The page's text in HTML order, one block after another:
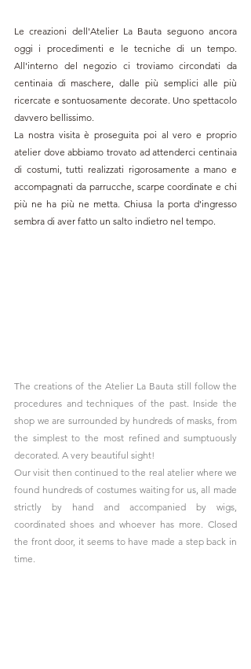
Le creazioni dell'Atelier La Bauta seguono ancora
oggi i procedimenti e le tecniche di un tempo.
All'interno del negozio ci troviamo circondati da
centinaia di maschere, dalle più semplici alle più
ricercate e sontuosamente decorate. Uno spettacolo
davvero bellissimo.
La nostra visita è proseguita poi al vero e proprio
atelier dove abbiamo trovato ad attenderci centinaia
di costumi, tutti realizzati rigorosamente a mano e
accompagnati da parrucche, scarpe coordinate e chi
più ne ha più ne metta. Chiusa la porta d'ingresso
sembra di aver fatto un salto indietro nel tempo.
The creations of the Atelier La Bauta still follow the
procedures and techniques of the past. Inside the
shop we are surrounded by hundreds of masks, from
the simplest to the most refined and sumptuously
decorated. A very beautiful sight!
Our visit then continued to the real atelier where we
found hundreds of costumes waiting for us, all made
strictly by hand and accompanied by wigs,
coordinated shoes and whoever has more. Closed
the front door, it seems to have made a step back in
time.